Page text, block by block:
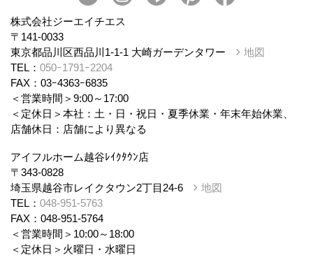
株式会社ジーエイチエス
〒141-0033
東京都品川区西品川1-1-1 大崎ガーデンタワー
地図
TEL： 050ｰ1791ｰ2204
FAX：03ｰ4363ｰ6835
＜営業時間＞9:00～17:00
＜定休日＞本社：土・日・祝日・夏季休業・年末年始休業、
店舗休日：店舗により異なる
アイフルホーム越谷ﾚｲｸﾀｳﾝ店
〒343-0828
埼玉県越谷市レイクタウン2丁目24-6
地図
TEL： 048-951-5763
FAX：048-951-5764
＜営業時間＞10:00～18:00
＜定休日＞火曜日・水曜日